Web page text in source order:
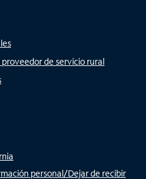
de servicio rural
personal/Dejar de recibir